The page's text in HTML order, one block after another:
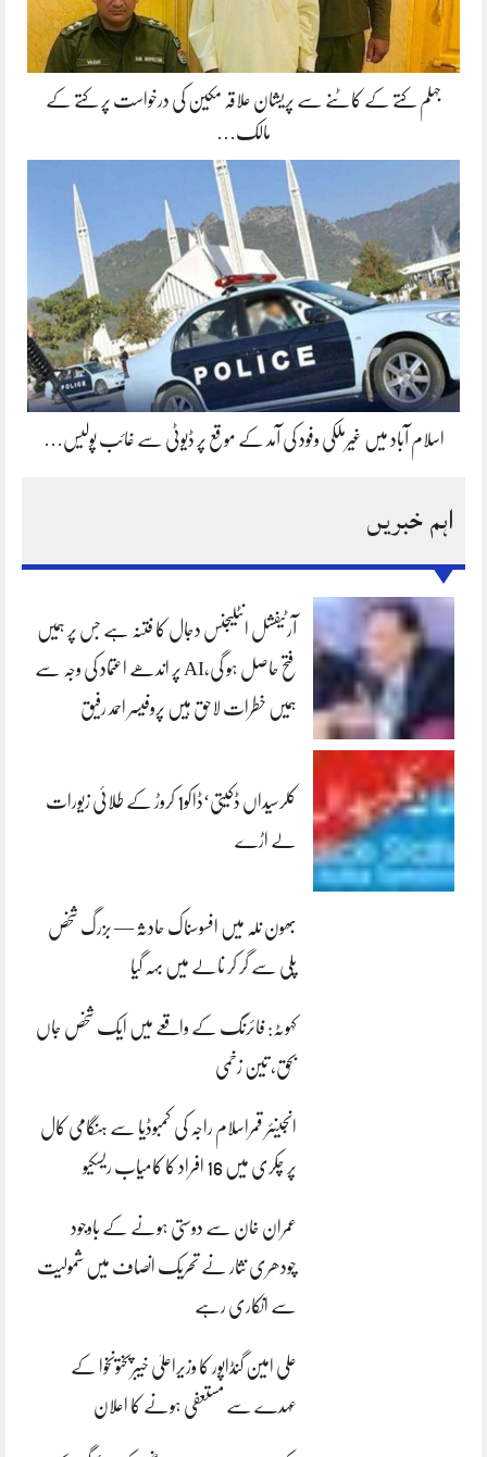
جہلم کتے کے کاٹنے سے پریشان علاقہ مکین کی درخواست پر کتے کے
مالک…
اسلام آباد میں غیرملکی وفود کی آمد کے موقع پر ڈیوٹی سے غائب پولیس…
اہم خبریں
آرٹیفشل انٹلیجنس دجال کا فتنہ ہے جس پر ہمیں
فتح حاصل ہو گی،AI پر اندھے اعتماد کی وجہ سے
ہمیں خطرات لاحق ہیں پروفیسر احمد رفیق
کلرسیداں ڈکیتی‘ڈاکو1 کروڑ کے طلائی زیورات
لے اڑے
بھون نلہ میں افسوسناک حادثہ — بزرگ شخص
پلی سے گر کر نالے میں بہہ گیا
کہوٹہ: فائرنگ کے واقعے میں ایک شخص جاں
بحق، تین زخمی
انجینئر قمراسلام راجہ کی کمبوڈیا سے ہنگامی کال
پر چکری میں 16 افراد کا کامیاب ریسکیو
عمران خان سے دوستی ہونے کے باوجود
چودھری نثار نے تحریک انصاف میں شمولیت
سے انکاری رہے
علی امین گنڈاپور کا وزیراعلیٰ خیبرپختونخوا کے
عہدے سے مستعفی ہونے کا اعلان